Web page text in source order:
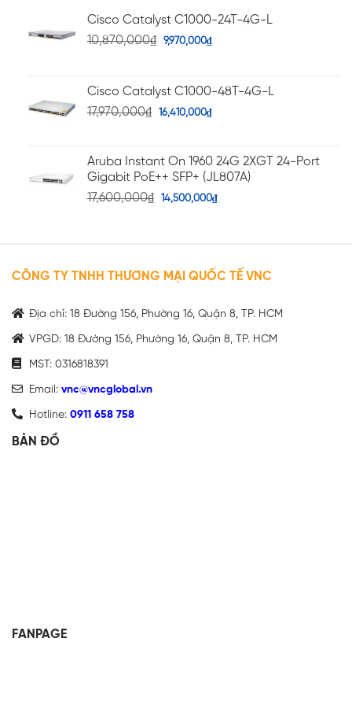
Cisco Catalyst C1000-24T-4G-L
10,870,000₫ 9,970,000₫
Cisco Catalyst C1000-48T-4G-L
17,970,000₫ 16,410,000₫
Aruba Instant On 1960 24G 2XGT 24-Port
Gigabit PoE++ SFP+ (JL807A)
17,600,000₫ 14,500,000₫
CÔNG TY TNHH THƯƠNG MẠI QUỐC TẾ VNC
Địa chỉ: 18 Đường 156, Phường 16, Quận 8, TP. HCM
VPGD: 18 Đường 156, Phường 16, Quận 8, TP. HCM
MST: 0316818391
Email: vnc@vncglobal.vn
Hotline: 0911 658 758
BẢN ĐỒ
FANPAGE